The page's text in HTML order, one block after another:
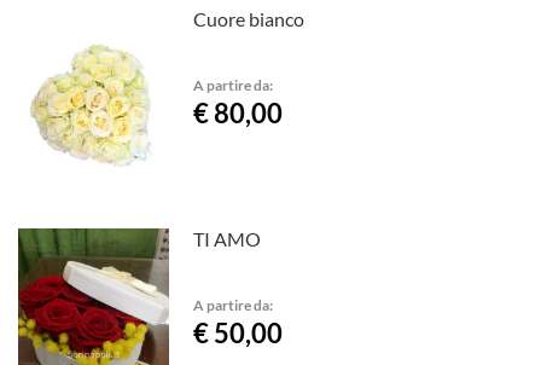
Cuore bianco
A partire da:
€ 80,00
TI AMO
A partire da:
€ 50,00